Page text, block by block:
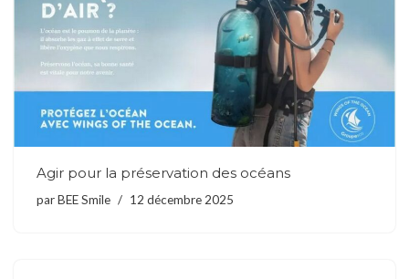
Agir pour la préservation des océans
parBEE Smile 12 décembre 2025